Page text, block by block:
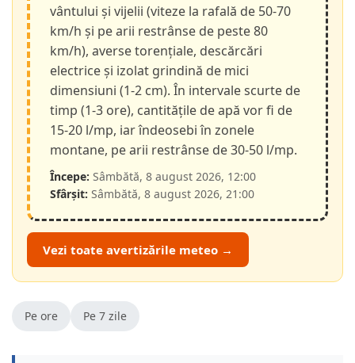
vântului și vijelii (viteze la rafală de 50-70
km/h și pe arii restrânse de peste 80
km/h), averse torențiale, descărcări
electrice și izolat grindină de mici
dimensiuni (1-2 cm). În intervale scurte de
timp (1-3 ore), cantitățile de apă vor fi de
15-20 l/mp, iar îndeosebi în zonele
montane, pe arii restrânse de 30-50 l/mp.
Începe: Sâmbătă, 8 august 2026, 12:00
Sfârșit: Sâmbătă, 8 august 2026, 21:00
Vezi toate avertizările meteo →
Pe ore Pe 7 zile